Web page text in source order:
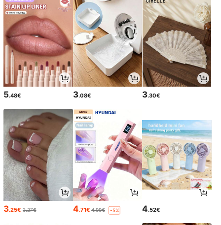
5.48€ 3.08€ 3.30€
3.25€ 3.27€ 4.71€ 4.99€ -5% 4.52€